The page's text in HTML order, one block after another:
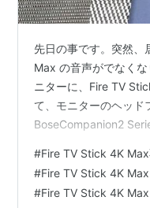
先日の事です。突然
Max の音声がでなく
ニターに、Fire TV
て、モニターのヘッド
BoseCompanion2
ェックをすれば、ほぼ
BoseCompanion2
が抜けやすいので、こ
#Fire TV Stick 4K
#Fire TV Stick 4K
#Fire TV Stick 4K Max